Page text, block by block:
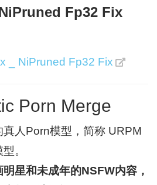
Fp32 Fix
_ NiPruned Fp32 Fix
Porn Merge
人Porn模型，简称 URPM
。
星和未成年的NSFW内容，